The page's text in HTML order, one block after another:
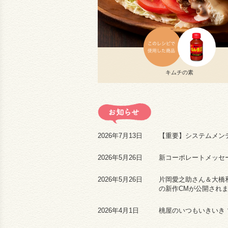
キムチの素
2026年7月13日 【重要】システムメ
2026年5月26日 新コーポレートメッセ
2026年5月26日
片岡愛之助さん＆大
の新作CMが公開され
2026年4月1日 桃屋のいつもいきいき